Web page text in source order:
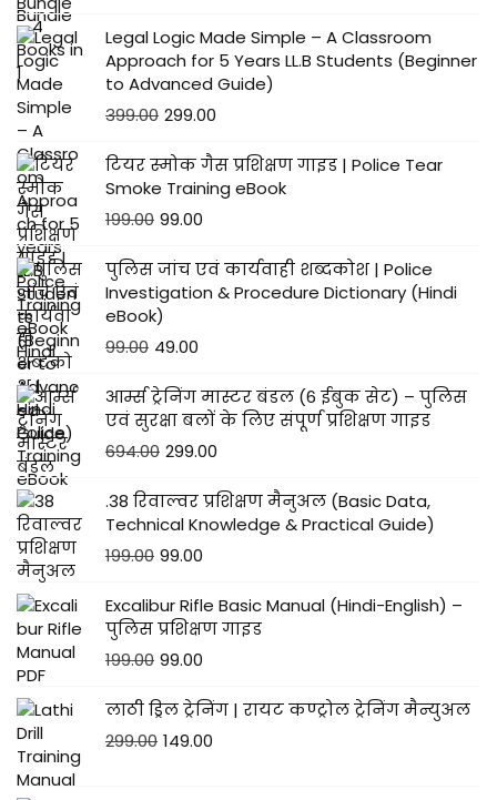
Legal Logic Made Simple – A Classroom
Approach for 5 Years LL.B Students (Beginner
to Advanced Guide)
399.00 299.00
टियर स्मोक गैस प्रशिक्षण गाइड | Police Tear
Smoke Training eBook
199.00 99.00
पुलिस जांच एवं कार्यवाही शब्दकोश | Police
Investigation & Procedure Dictionary (Hindi
eBook)
99.00 49.00
आर्म्स ट्रेनिंग मास्टर बंडल (6 ईबुक सेट) – पुलिस
एवं सुरक्षा बलों के लिए संपूर्ण प्रशिक्षण गाइड
694.00 299.00
.38 रिवाल्वर प्रशिक्षण मैनुअल (Basic Data,
Technical Knowledge & Practical Guide)
199.00 99.00
Excalibur Rifle Basic Manual (Hindi-English) –
पुलिस प्रशिक्षण गाइड
199.00 99.00
लाठी ड्रिल ट्रेनिंग | रायट कण्ट्रोल ट्रेनिंग मैन्युअल
299.00 149.00